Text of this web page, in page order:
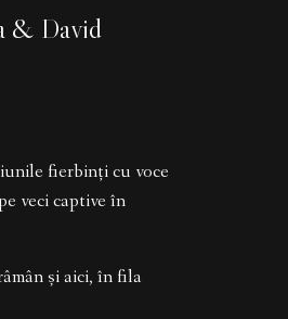
& David
fierbinți cu voce
veci captive în
și aici, în fila